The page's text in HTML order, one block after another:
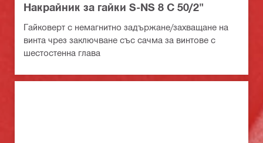
Накрайник за гайки S-NS 8 C 50/2"
Гайковерт с немагнитно задържане/захващане на
винта чрез заключване със сачма за винтове с
шестостенна глава